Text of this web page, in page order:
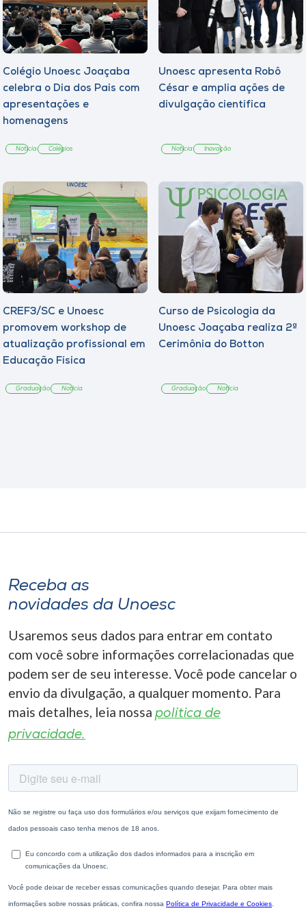
Colégio Unoesc Joaçaba
celebra o Dia dos Pais com
apresentações e
homenagens
Notícia Colégios
Unoesc apresenta Robô
César e amplia ações de
divulgação científica
Notícia Inovação
CREF3/SC e Unoesc
promovem workshop de
atualização profissional em
Educação Física
Graduação Notícia
Curso de Psicologia da
Unoesc Joaçaba realiza 2ª
Cerimônia do Botton
Graduação Notícia
Receba as
novidades da Unoesc
Usaremos seus dados para entrar em contato
com você sobre informações correlacionadas que
podem ser de seu interesse. Você pode cancelar o
envio da divulgação, a qualquer momento. Para
mais detalhes, leia nossa política de
privacidade.